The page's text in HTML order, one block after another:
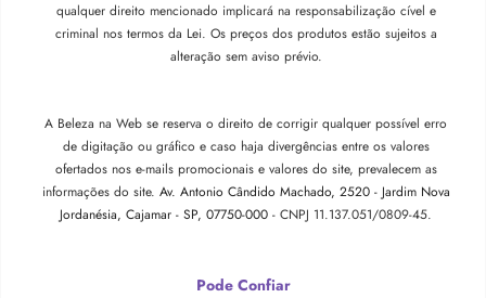
qualquer direito mencionado implicará na responsabilização cível e
criminal nos termos da Lei. Os preços dos produtos estão sujeitos a
alteração sem aviso prévio.
A Beleza na Web se reserva o direito de corrigir qualquer possível erro
de digitação ou gráfico e caso haja divergências entre os valores
ofertados nos e-mails promocionais e valores do site, prevalecem as
informações do site. Av. Antonio Cândido Machado, 2520 - Jardim Nova
Jordanésia, Cajamar - SP, 07750-000 - CNPJ 11.137.051/0809-45.
Pode Confiar